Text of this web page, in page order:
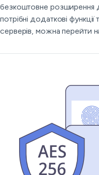
безкоштовне
потрібні додаткові функції
серверів, можна перейти